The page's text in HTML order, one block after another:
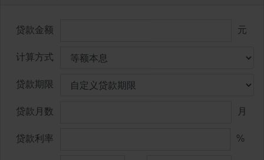
贷款金额 元
计算方式
贷款期限
贷款月数 月
贷款利率 %